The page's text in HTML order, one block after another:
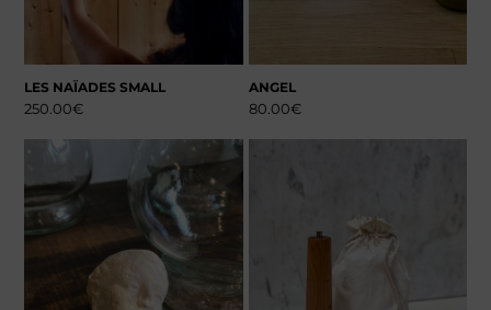
LES NAÏADES SMALL
250.00€
ANGEL
80.00€